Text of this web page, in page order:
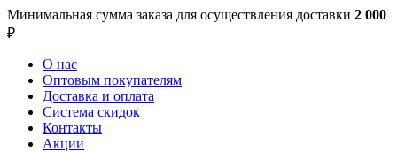
Минимальная сумма заказа для осуществления доставки 2 000
₽
О нас
Оптовым покупателям
Доставка и оплата
Система скидок
Контакты
Акции